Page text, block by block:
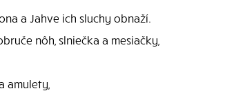
a Jahve ich sluchy obnaží.
nôh, slniečka a mesiačky,
amulety,